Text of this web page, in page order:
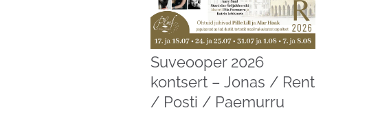
Suveooper 2026
kontsert – Jonas / Rent
/ Posti / Paemurru